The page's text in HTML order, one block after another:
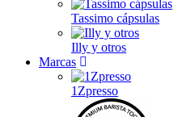
Tassimo cápsulas
Illy y otros
Marcas
1Zpresso